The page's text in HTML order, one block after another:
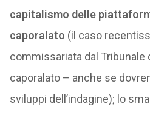
capitalismo delle
caporalato (il caso
commissariata dal Tribunale
caporalato – anche se
sviluppi dell’indagine); lo